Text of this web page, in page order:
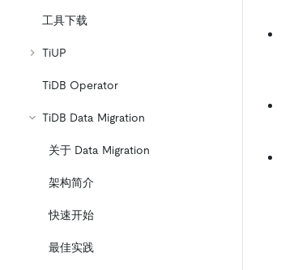
工具下载
TiUP
TiDB Operator
TiDB Data Migration
关于 Data Migration
架构简介
快速开始
最佳实践